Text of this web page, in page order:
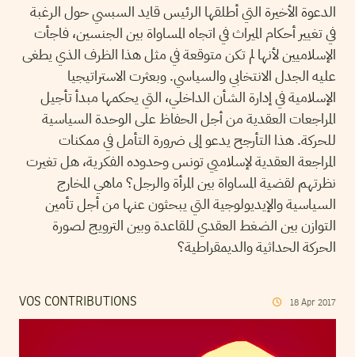
الدعوة الأخيرة التي أطلقها الرئيس قايد السبسي حول الرغبة
في تغيير أحكام الميراث في اتجاه المساواة بين الجنسين، فاجأت
الإسلاميين لأنها لم تكن متوقعة في مثل هذا الظرف الذي يطغى
عليه الجدل الانتخابي والسياسي. وبعثرت الاستراتيجيا
الإسلامية في إدارة الشأن الداخلي، التي يحكمها مبدأ تأجيل
المراجعات العقدية من أجل الحفاظ على الوحدة السياسية
للحركة. هذا التأرجح يدعو إلى ضرورة التأمل في ممكنات
المراجعة العقدية لإسلاميي تونس وحدوده الفكرية، هل تغيرت
نظرتهم لقضية المساواة بين المرأة والرجل؟ ماهي المخارج
السياسية والإيديولوجية التي يبحثون عنها من أجل تأمين
التوازن بين الضغط العقدي للقاعدة وبين الترويج لصورة
الحركة الحداثية والديمقراطية؟
VOS CONTRIBUTIONS 18 Apr 2017